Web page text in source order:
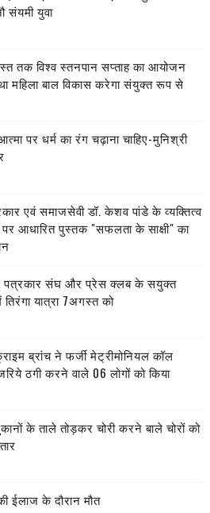
संयमी युवा
तक विश्व स्तनपान सप्ताह का आयोजन
महिला बाल विकास करेगा संयुक्त रूप से
पर धर्म का रंग चढ़ाना चाहिए-मुनिश्री
एवं समाजसेवी डॉ. केशव पांडे के व्यक्तित्व
आधारित पुस्तक "सफलता के साक्षी" का
पत्रकार संघ और प्रेस क्लब के सयुक्त
तिरंगा यात्रा 7अगस्त को
ब्रांच ने फर्जी मेट्रीमोनियल कॉल
ठगी करने वाले 06 लोगों को किया
के ताले तोड़कर चोरी करने बाले चोरों को
ईलाज के दौरान मौत